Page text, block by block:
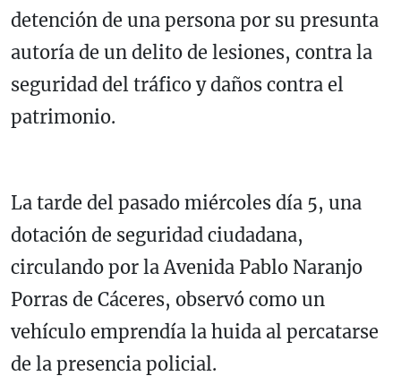
detención de una persona por su presunta
autoría de un delito de lesiones, contra la
seguridad del tráfico y daños contra el
patrimonio.
La tarde del pasado miércoles día 5, una
dotación de seguridad ciudadana,
circulando por la Avenida Pablo Naranjo
Porras de Cáceres, observó como un
vehículo emprendía la huida al percatarse
de la presencia policial.